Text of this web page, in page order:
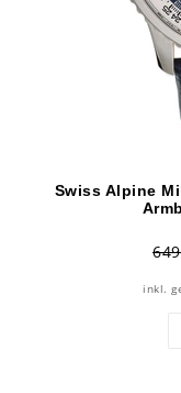
Swiss Alpine
inkl.